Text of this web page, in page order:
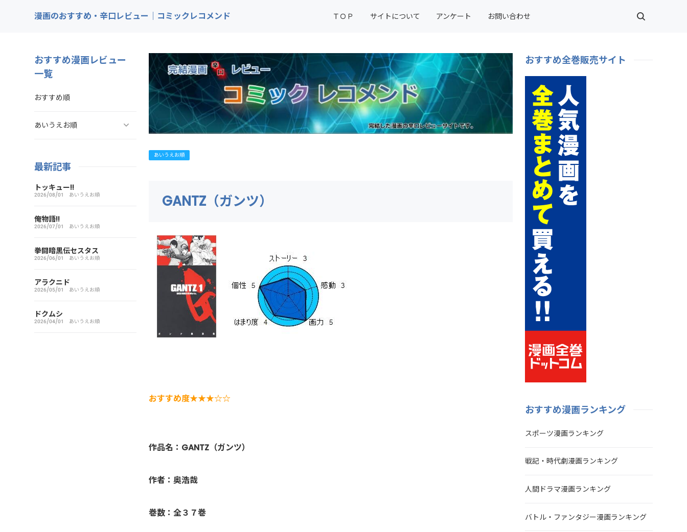
漫画のおすすめ・辛口レビュー｜コミックレコメンド ＴＯＰ サイトについて アンケート お問い合わせ
あいうえお順
GANTZ（ガンツ）
おすすめ度★★★☆☆
作品名：GANTZ（ガンツ）
作者：奥浩哉
巻数：全３７巻
おすすめ漫画レビュー
一覧
おすすめ順
あいうえお順
藍より青し
アカギ～闇に降り立った天才
最新記事
トッキュー!!
2026/08/01 あいうえお順
俺物語!!
2026/07/01 あいうえお順
拳闘暗黒伝セスタス
2026/06/01 あいうえお順
アラクニド
2026/05/01 あいうえお順
ドクムシ
2026/04/01 あいうえお順
おすすめ全巻販売サイト
おすすめ漫画ランキング
スポーツ漫画ランキング
戦記・時代劇漫画ランキング
人間ドラマ漫画ランキング
バトル・ファンタジー漫画ランキング